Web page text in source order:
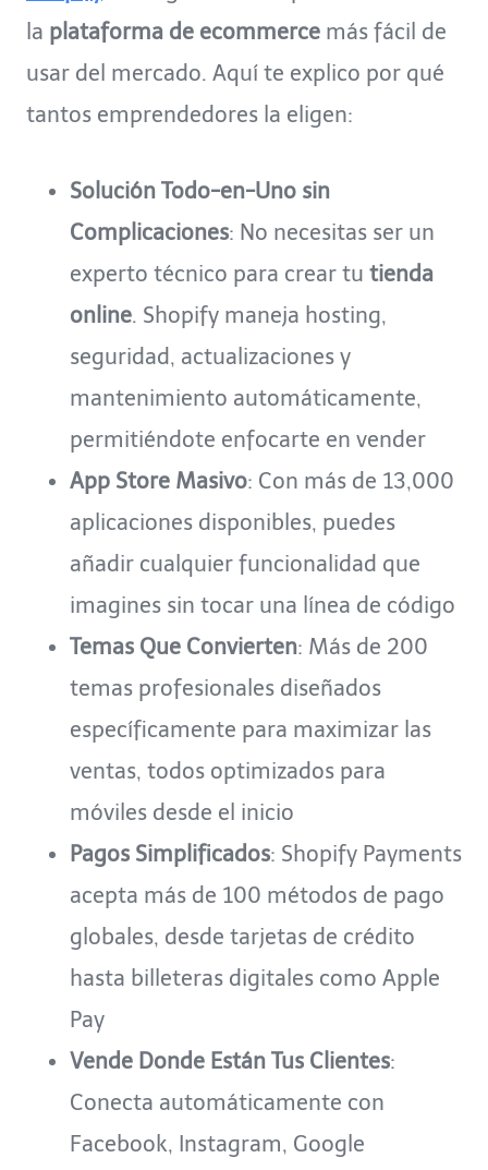
la plataforma de ecommerce más fácil de
usar del mercado. Aquí te explico por qué
tantos emprendedores la eligen:
Solución Todo-en-Uno sin
Complicaciones: No necesitas ser un
experto técnico para crear tu tienda
online. Shopify maneja hosting,
seguridad, actualizaciones y
mantenimiento automáticamente,
permitiéndote enfocarte en vender
App Store Masivo: Con más de 13,000
aplicaciones disponibles, puedes
añadir cualquier funcionalidad que
imagines sin tocar una línea de código
Temas Que Convierten: Más de 200
temas profesionales diseñados
específicamente para maximizar las
ventas, todos optimizados para
móviles desde el inicio
Pagos Simplificados: Shopify Payments
acepta más de 100 métodos de pago
globales, desde tarjetas de crédito
hasta billeteras digitales como Apple
Pay
Vende Donde Están Tus Clientes:
Conecta automáticamente con
Facebook, Instagram, Google